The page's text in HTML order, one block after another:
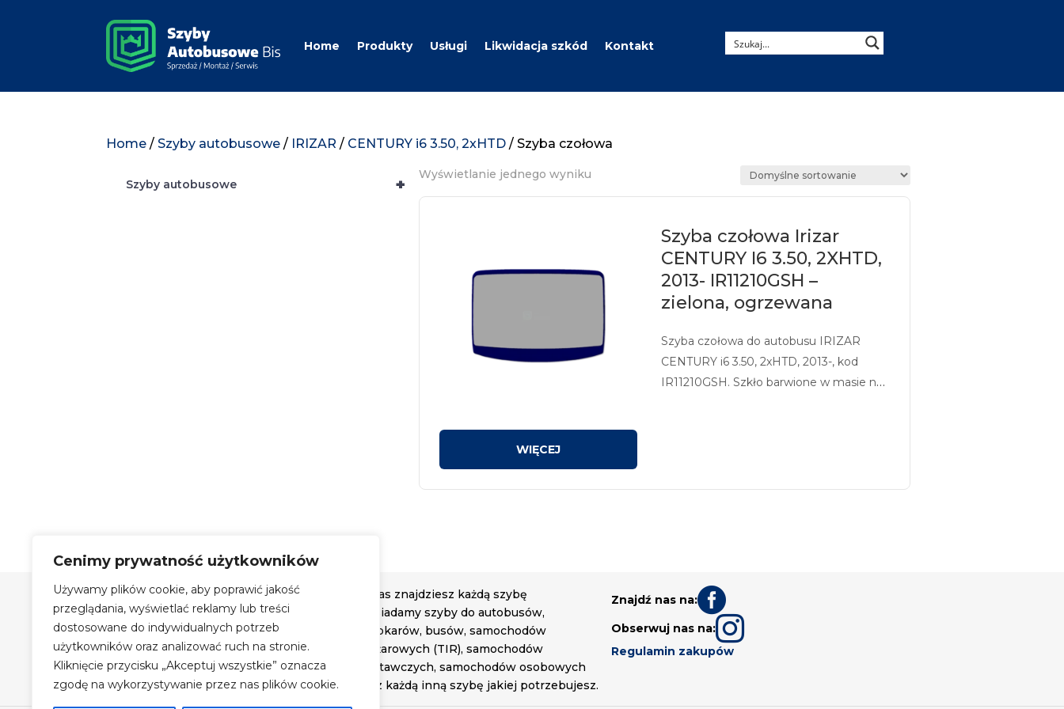
Cenimy prywatność użytkowników
Używamy plików cookie, aby poprawić jakość
przeglądania, wyświetlać reklamy lub treści
dostosowane do indywidualnych potrzeb
użytkowników oraz analizować ruch na stronie.
Kliknięcie przycisku „Akceptuj wszystkie” oznacza
zgodę na wykorzystywanie przez nas plików cookie.
Home Produkty Usługi Likwidacja szkód Kontakt
Home /Szyby autobusowe / IRIZAR / CENTURY i6 3.50, 2xHTD / Szyba czołowa
+
Szyby autobusowe
Wyświetlanie jednego wyniku
Szyba czołowa Irizar
CENTURY I6 3.50, 2XHTD,
2013- IR11210GSH –
zielona, ogrzewana
Szyba czołowa do autobusu IRIZAR
CENTURY i6 3.50, 2xHTD, 2013-, kod
IR11210GSH. Szkło barwione w masie na
Szyby Autobusowe Bis Sp.
z o.o.
Szyby Autobusowe i Autokarowe
Największy magazyn szyb
U nas znajdziesz każdą szybę
Posiadamy szyby do autobusów,
autokarów, busów, samochodów
ciężarowych (TIR), samochodów
dostawczych, samochodów osobowych
oraz każdą inną szybę jakiej potrzebujesz.
Znajdź nas na:
Obserwuj nas na:
Regulamin zakupów